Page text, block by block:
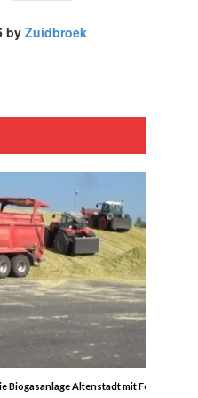
by Zuidbroek
Biogasanlage Altenstadt mit Fendt,